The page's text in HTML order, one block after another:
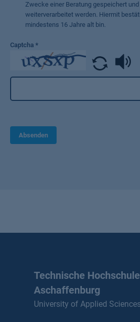
Zwecke einer Beratung gespeichert
weiterverarbeitet werden. Hiermit
mindestens 16 Jahre alt bin.
Captcha *
Absenden
Technische Hochschule
Aschaffenburg
University of Applied